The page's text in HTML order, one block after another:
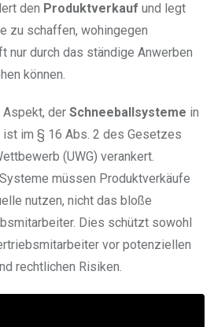
den Produktverkauf und legt
zu schaffen, wohingegen
nur durch das ständige Anwerben
können.
Aspekt, der Schneeballsysteme in
im § 16 Abs. 2 des Gesetzes
(UWG) verankert.
müssen Produktverkäufe
nutzen, nicht das bloße
Dies schützt sowohl
vor potenziellen
rechtlichen Risiken.